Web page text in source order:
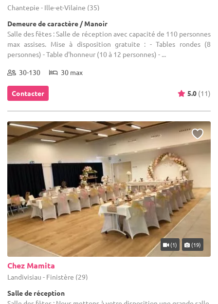
Chantepie - Ille-et-Vilaine (35)
Demeure de caractère / Manoir
Salle des fêtes : Salle de réception avec capacité de 110 personnes
max assises. Mise à disposition gratuite : - Tables rondes (8
personnes) - Table d'honneur (10 à 12 personnes) - ...
30-130 30 max
Contacter 5.0 (11)
(1) (19)
Chez Mamita
Landivisiau - Finistère (29)
Salle de réception